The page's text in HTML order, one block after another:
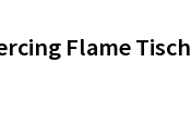
Flame Tisch